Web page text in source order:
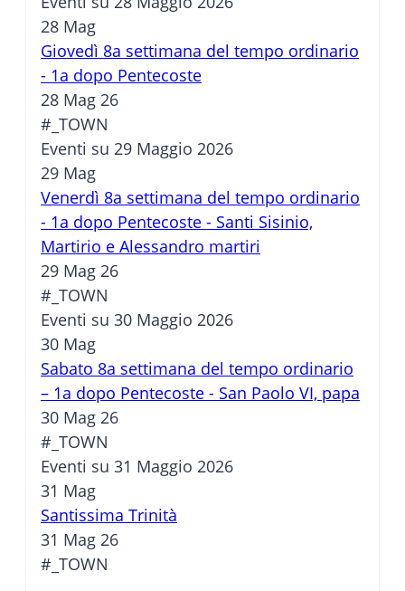
28 Mag
Giovedì 8a settimana del tempo ordinario
- 1a dopo Pentecoste
28 Mag 26
#_TOWN
Eventi su 29 Maggio 2026
29 Mag
Venerdì 8a settimana del tempo ordinario
- 1a dopo Pentecoste - Santi Sisinio,
Martirio e Alessandro martiri
29 Mag 26
#_TOWN
Eventi su 30 Maggio 2026
30 Mag
Sabato 8a settimana del tempo ordinario
– 1a dopo Pentecoste - San Paolo VI, papa
30 Mag 26
#_TOWN
Eventi su 31 Maggio 2026
31 Mag
Santissima Trinità
31 Mag 26
#_TOWN